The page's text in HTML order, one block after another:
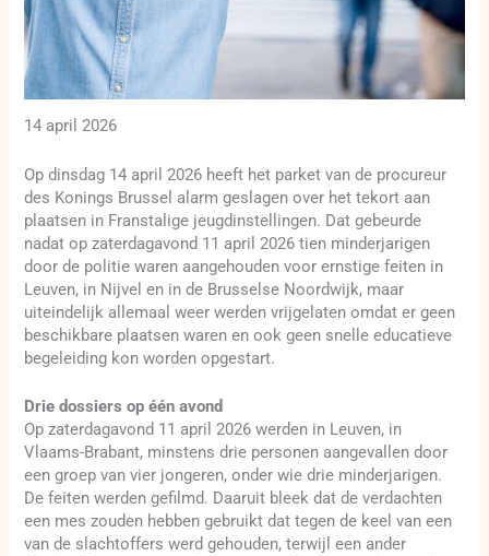
14 april 2026
Op dinsdag 14 april 2026 heeft het parket van de procureur
des Konings Brussel alarm geslagen over het tekort aan
plaatsen in Franstalige jeugdinstellingen. Dat gebeurde
nadat op zaterdagavond 11 april 2026 tien minderjarigen
door de politie waren aangehouden voor ernstige feiten in
Leuven, in Nijvel en in de Brusselse Noordwijk, maar
uiteindelijk allemaal weer werden vrijgelaten omdat er geen
beschikbare plaatsen waren en ook geen snelle educatieve
begeleiding kon worden opgestart.
Drie dossiers op één avond
Op zaterdagavond 11 april 2026 werden in Leuven, in
Vlaams-Brabant, minstens drie personen aangevallen door
een groep van vier jongeren, onder wie drie minderjarigen.
De feiten werden gefilmd. Daaruit bleek dat de verdachten
een mes zouden hebben gebruikt dat tegen de keel van een
van de slachtoffers werd gehouden, terwijl een ander